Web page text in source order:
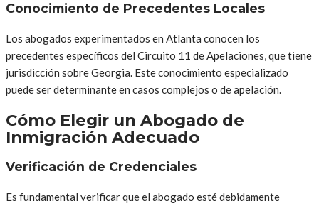
Conocimiento de Precedentes Locales
Los abogados experimentados en Atlanta conocen los
precedentes específicos del Circuito 11 de Apelaciones, que tiene
jurisdicción sobre Georgia. Este conocimiento especializado
puede ser determinante en casos complejos o de apelación.
Cómo Elegir un Abogado de
Inmigración Adecuado
Verificación de Credenciales
Es fundamental verificar que el abogado esté debidamente